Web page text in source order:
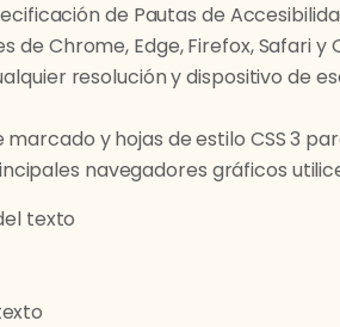
de Pautas de
Chrome, Edge, Firefox, Safari y
resolución y dispositivo de
y hojas de estilo CSS 3
navegadores gráficos
texto